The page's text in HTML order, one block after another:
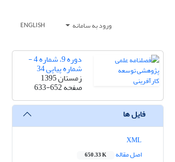
ورود به سامانه ENGLISH
دوره 9، شماره 4 -
شماره پیاپی 34
زمستان 1395
صفحه633-652
فایل ها
اصل مقاله
650.33 K